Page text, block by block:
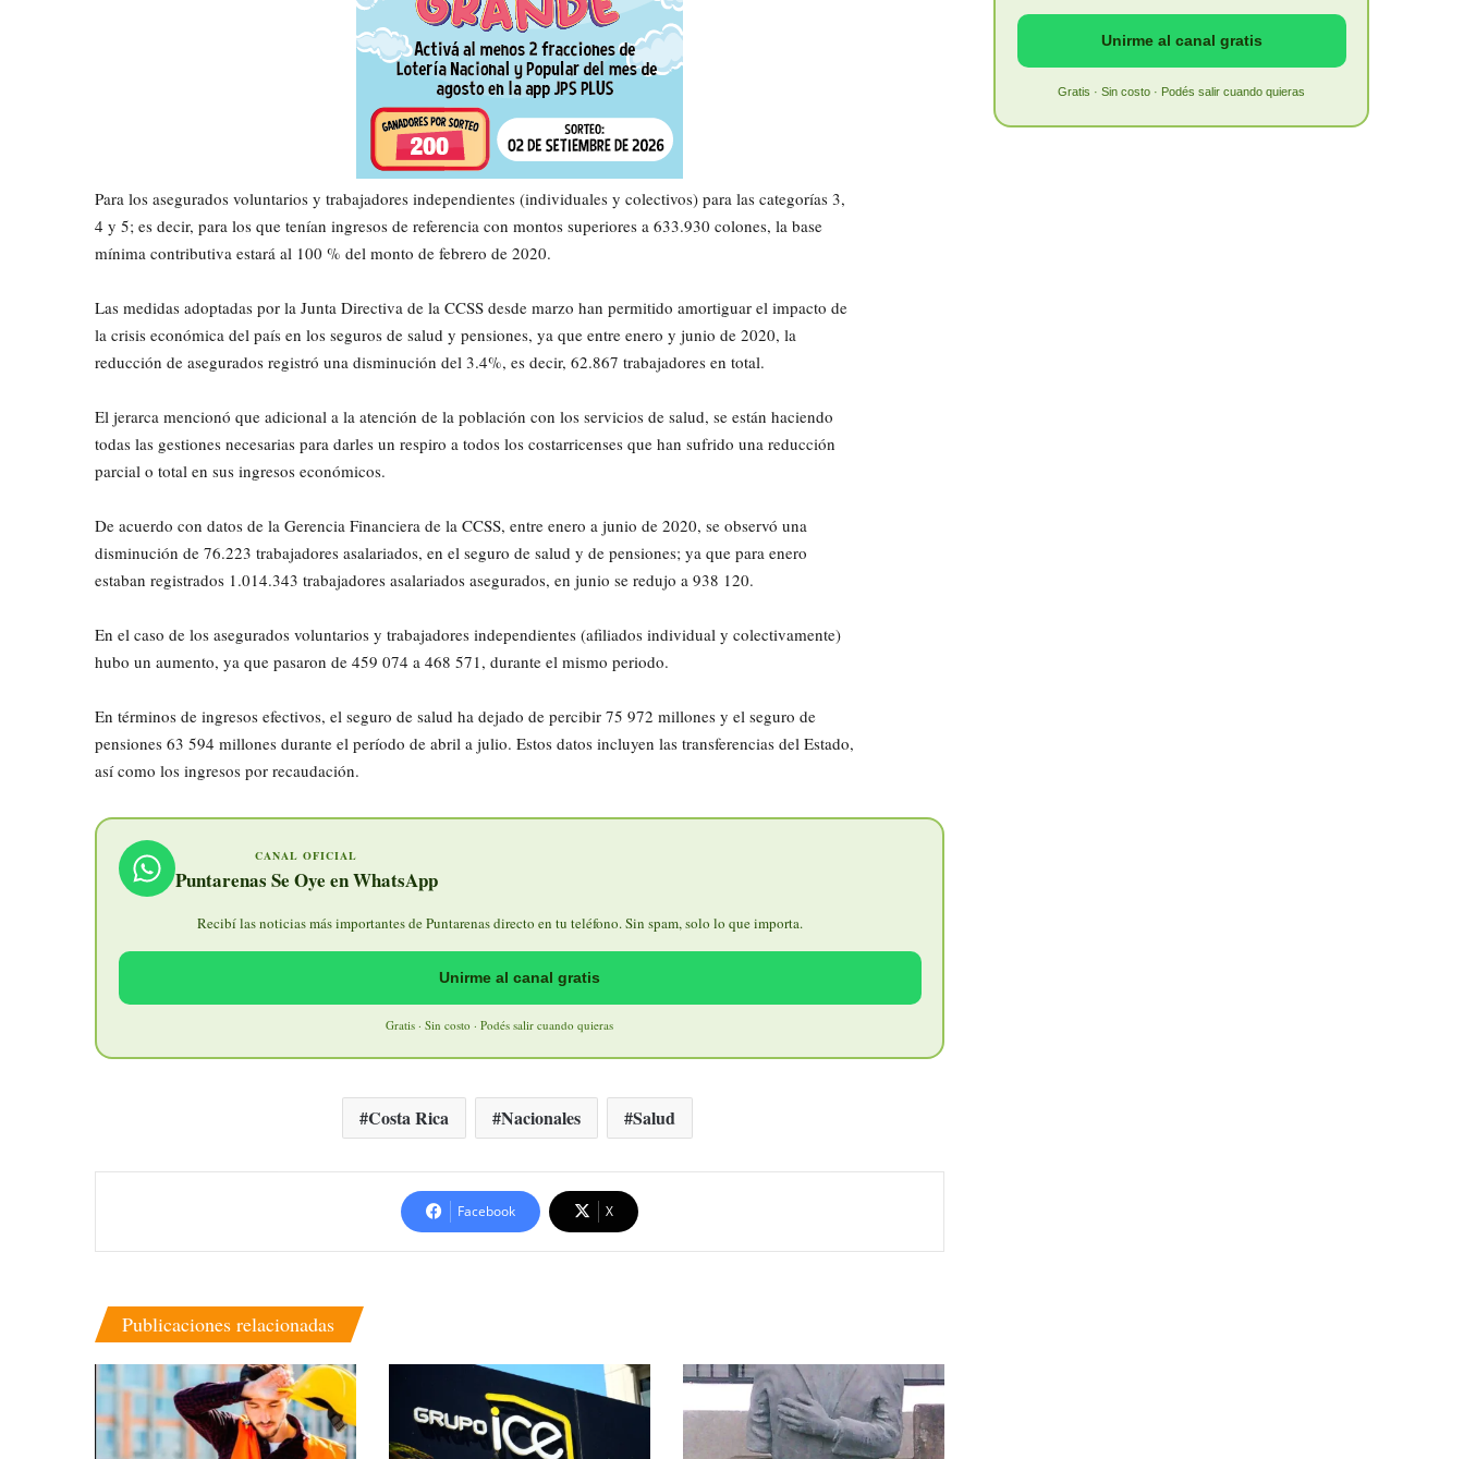
Para los asegurados voluntarios y trabajadores independientes (individuales y colectivos) para las categorías 3,
4 y 5; es decir, para los que tenían ingresos de referencia con montos superiores a 633.930 colones, la base
mínima contributiva estará al 100 % del monto de febrero de 2020.
Las medidas adoptadas por la Junta Directiva de la CCSS desde marzo han permitido amortiguar el impacto de
la crisis económica del país en los seguros de salud y pensiones, ya que entre enero y junio de 2020, la
reducción de asegurados registró una disminución del 3.4%, es decir, 62.867 trabajadores en total.
El jerarca mencionó que adicional a la atención de la población con los servicios de salud, se están haciendo
todas las gestiones necesarias para darles un respiro a todos los costarricenses que han sufrido una reducción
parcial o total en sus ingresos económicos.
De acuerdo con datos de la Gerencia Financiera de la CCSS, entre enero a junio de 2020, se observó una
disminución de 76.223 trabajadores asalariados, en el seguro de salud y de pensiones; ya que para enero
estaban registrados 1.014.343 trabajadores asalariados asegurados, en junio se redujo a 938 120.
En el caso de los asegurados voluntarios y trabajadores independientes (afiliados individual y colectivamente)
hubo un aumento, ya que pasaron de 459 074 a 468 571, durante el mismo periodo.
En términos de ingresos efectivos, el seguro de salud ha dejado de percibir 75 972 millones y el seguro de
pensiones 63 594 millones durante el período de abril a julio. Estos datos incluyen las transferencias del Estado,
así como los ingresos por recaudación.
CANAL OFICIAL
Puntarenas Se Oye en WhatsApp
Recibí las noticias más importantes de Puntarenas directo en tu teléfono. Sin spam, solo lo que importa.
Unirme al canal gratis
Gratis · Sin costo · Podés salir cuando quieras
Costa Rica Nacionales Salud
Facebook X
Publicaciones relacionadas
Unirme al canal gratis
Gratis · Sin costo · Podés salir cuando quieras